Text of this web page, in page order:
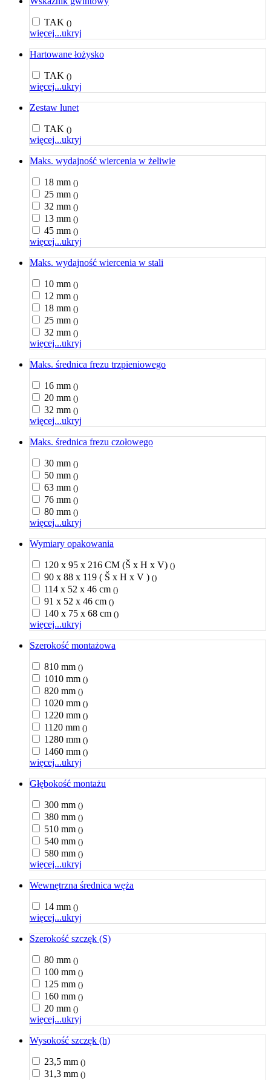
TAK ()
więcej...ukryj
Hartowane łożysko
TAK ()
więcej...ukryj
Zestaw lunet
TAK ()
więcej...ukryj
Maks. wydajność wiercenia w żeliwie
18 mm ()
25 mm ()
32 mm ()
13 mm ()
45 mm ()
więcej...ukryj
Maks. wydajność wiercenia w stali
10 mm ()
12 mm ()
18 mm ()
25 mm ()
32 mm ()
więcej...ukryj
Maks. średnica frezu trzpieniowego
16 mm ()
20 mm ()
32 mm ()
więcej...ukryj
Maks. średnica frezu czołowego
30 mm ()
50 mm ()
63 mm ()
76 mm ()
80 mm ()
więcej...ukryj
Wymiary opakowania
120 x 95 x 216 CM (Š x H x V) ()
90 x 88 x 119 ( Š x H x V ) ()
114 x 52 x 46 cm ()
91 x 52 x 46 cm ()
140 x 75 x 68 cm ()
więcej...ukryj
Szerokość montażowa
810 mm ()
1010 mm ()
820 mm ()
1020 mm ()
1220 mm ()
1120 mm ()
1280 mm ()
1460 mm ()
więcej...ukryj
Głębokość montażu
300 mm ()
380 mm ()
510 mm ()
540 mm ()
580 mm ()
więcej...ukryj
Wewnętrzna średnica węża
14 mm ()
więcej...ukryj
Szerokość szczęk (S)
80 mm ()
100 mm ()
125 mm ()
160 mm ()
20 mm ()
więcej...ukryj
Wysokość szczęk (h)
23,5 mm ()
31,3 mm ()